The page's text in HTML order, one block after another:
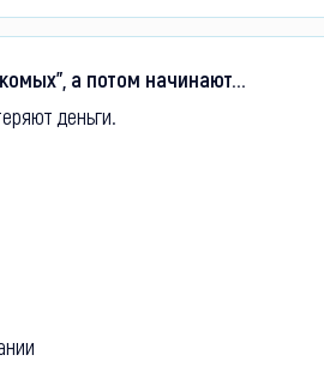
а потом начинают...
деньги.